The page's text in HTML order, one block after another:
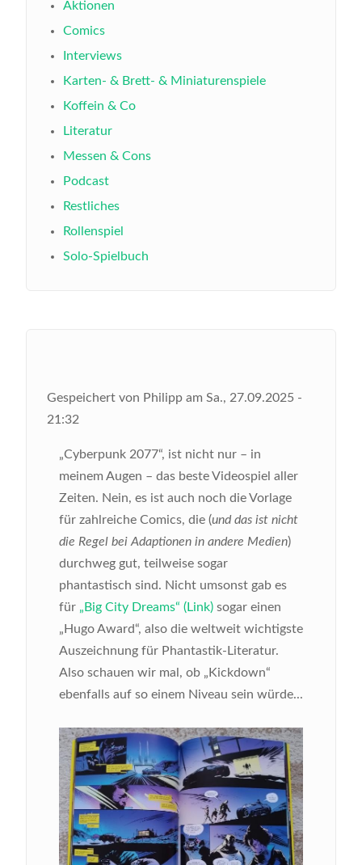
Aktionen
Comics
Interviews
Karten- & Brett- & Miniaturenspiele
Koffein & Co
Literatur
Messen & Cons
Podcast
Restliches
Rollenspiel
Solo-Spielbuch
Gespeichert von Philipp am Sa., 27.09.2025 -
21:32
„Cyberpunk 2077“, ist nicht nur – in
meinem Augen – das beste Videospiel aller
Zeiten. Nein, es ist auch noch die Vorlage
für zahlreiche Comics, die (und das ist nicht
die Regel bei Adaptionen in andere Medien)
durchweg gut, teilweise sogar
phantastisch sind. Nicht umsonst gab es
für „Big City Dreams“ (Link) sogar einen
„Hugo Award“, also die weltweit wichtigste
Auszeichnung für Phantastik-Literatur.
Also schauen wir mal, ob „Kickdown“
ebenfalls auf so einem Niveau sein würde...
Bild